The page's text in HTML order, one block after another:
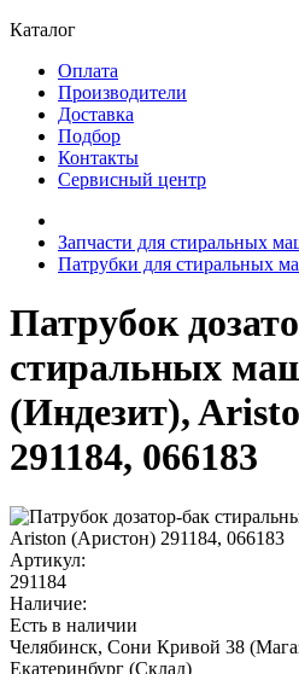
Каталог
Оплата
Производители
Доставка
Подбор
Контакты
Сервисный центр
Запчасти для стиральных
Патрубки для стиральных
Патрубок
стиральных
(Индезит),
291184, 066183
Артикул:
291184
Наличие:
Есть в наличии
Челябинск, Сони Кривой 38
Екатеринбург (Склад)